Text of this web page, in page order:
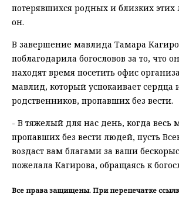
потерявшихся родных и близких этих
он.
В завершение мавлида Тамара
поблагодарила богословов за то, что
находят время посетить офис
мавлид, который успокаивает
родственников, пропавших без вести.
- В тяжелый для нас день, когда весь
пропавших без вести людей, пусть
воздаст вам благами за ваши
пожелала Кагирова, обращаясь к
Все права защищены. При перепечатке